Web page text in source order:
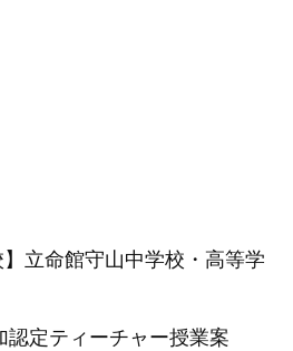
】立命館守山中学校・高等学
認定ティーチャー授業案